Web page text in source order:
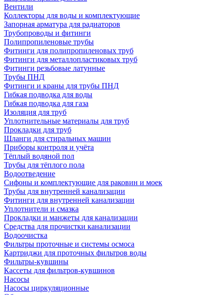
Вентили
Коллекторы для воды и комплектующие
Запорная арматура для радиаторов
Трубопроводы и фитинги
Полипропиленовые трубы
Фитинги для полипропиленовых труб
Фитинги для металлопластиковых труб
Фитинги резьбовые латунные
Трубы ПНД
Фитинги и краны для трубы ПНД
Гибкая подводка для воды
Гибкая подводка для газа
Изоляция для труб
Уплотнительные материалы для труб
Прокладки для труб
Шланги для стиральных машин
Приборы контроля и учёта
Тёплый водяной пол
Трубы для тёплого пола
Водоотведение
Сифоны и комплектующие для раковин и моек
Трубы для внутренней канализации
Фитинги для внутренней канализации
Уплотнители и смазка
Прокладки и манжеты для канализации
Средства для прочистки канализации
Водоочистка
Фильтры проточные и системы осмоса
Картриджи для проточных фильтров воды
Фильтры-кувшины
Кассеты для фильтров-кувшинов
Насосы
Насосы циркуляционные